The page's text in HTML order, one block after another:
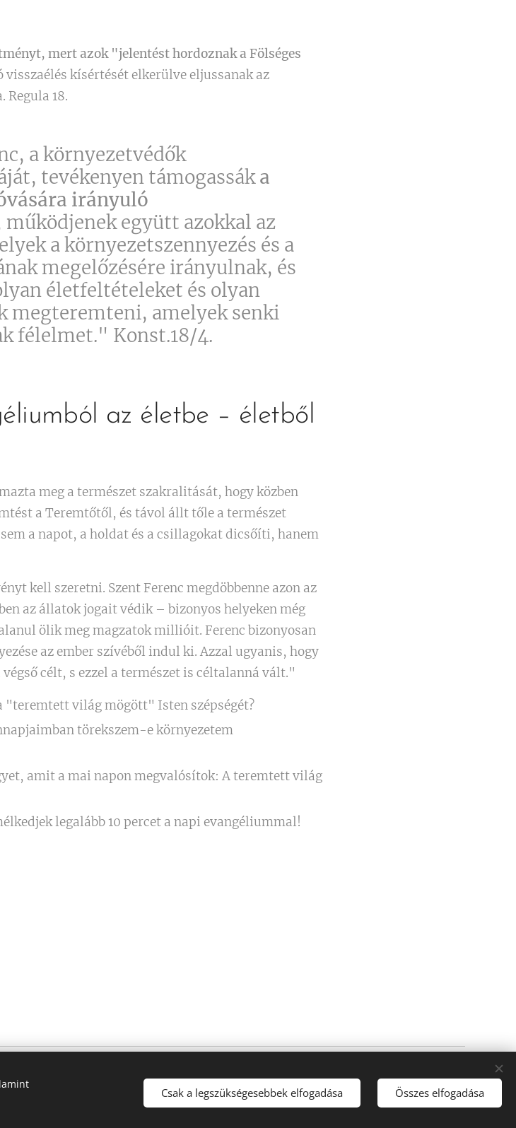
mert azok "jelentést hordoznak a Fölséges
visszaélés kísértését elkerülve eljussanak az
Regula 18.
a környezetvédők
tevékenyen támogassáka
irányuló
működjenek együtt azokkal az
a környezetszennyezés és a
megelőzésére irányulnak, és
életfeltételeket és olyan
megteremteni, amelyek senki
félelmet." Konst.18/4.
az életbe – életből
meg a természet szakralitását, hogy közben
a Teremtőtől, és távol állt tőle a természet
a napot, a holdat és a csillagokat dicsőíti, hanem
kell szeretni. Szent Ferenc megdöbbenne azon az
az állatok jogait védik – bizonyos helyeken még
ölik meg magzatok millióit. Ferenc bizonyosan
az ember szívéből indul ki. Azzal ugyanis, hogy
célt, s ezzel a természet is céltalanná vált."
világ mögött" Isten szépségét?
törekszem-e környezetem
amit a mai napon megvalósítok: A teremtett világ
legalább 10 percet a napi evangéliummal!
Sütik
Csak a legszükségesebbek elfogadása Összes elfogadása